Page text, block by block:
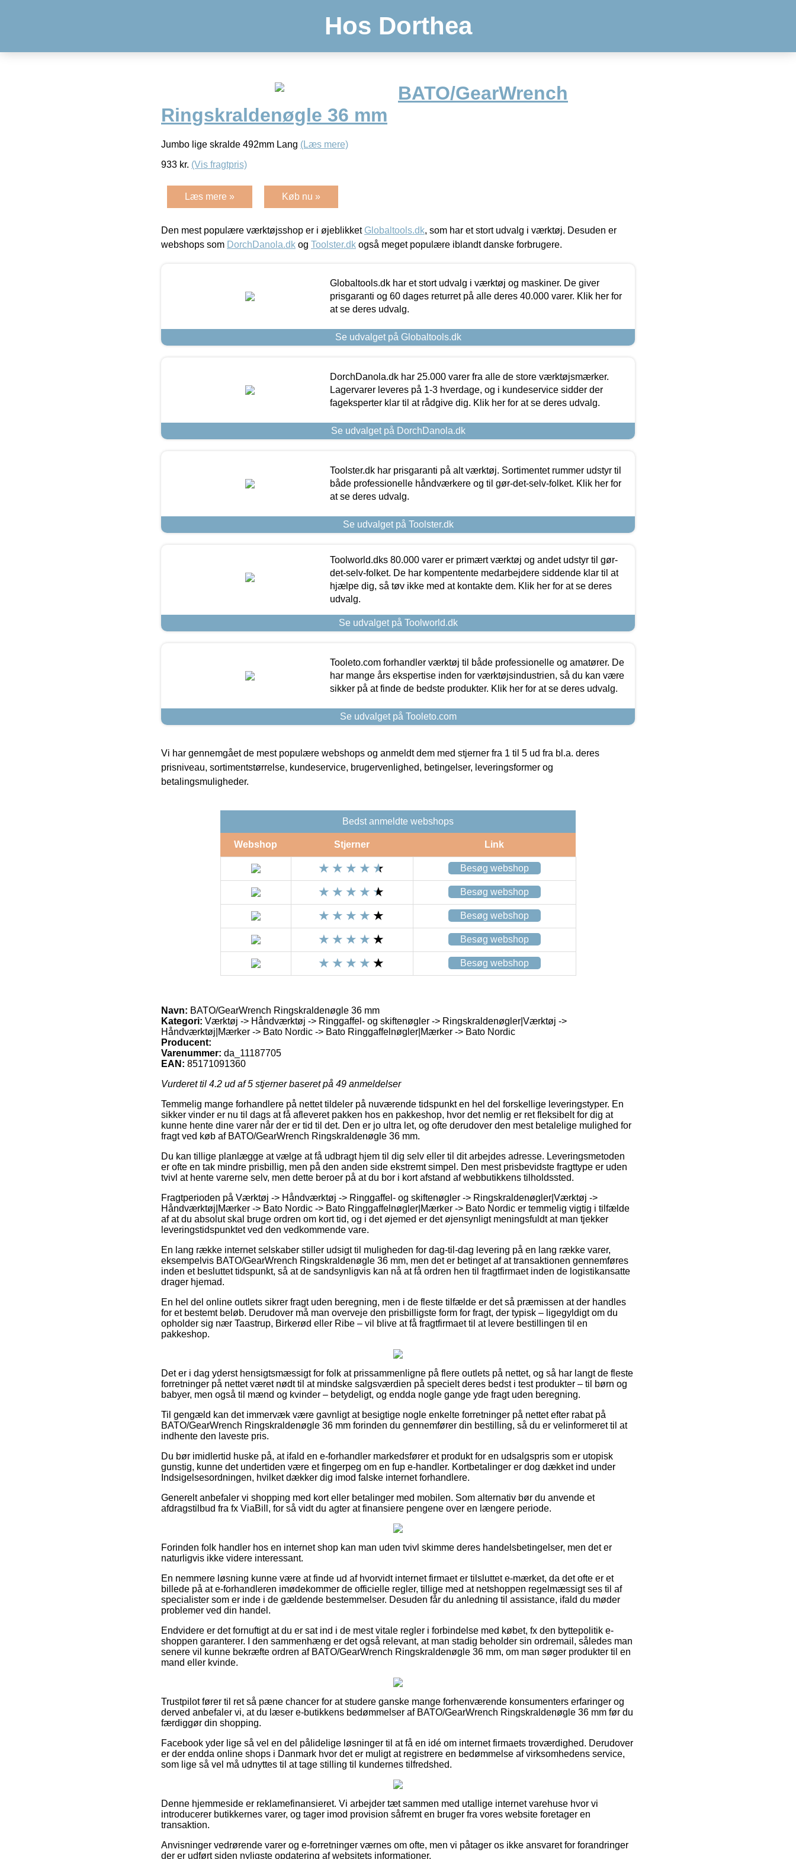
Hos Dorthea
BATO/GearWrench
Ringskraldenøgle 36 mm
Jumbo lige skralde 492mm Lang (Læs mere)
933 kr. (Vis fragtpris)
Læs mere » Køb nu »
Den mest populære værktøjsshop er i øjeblikket Globaltools.dk, som har et stort udvalg i værktøj. Desuden er
webshops som DorchDanola.dk og Toolster.dk også meget populære iblandt danske forbrugere.
Globaltools.dk har et stort udvalg i værktøj og maskiner. De giver
prisgaranti og 60 dages returret på alle deres 40.000 varer. Klik her for
at se deres udvalg.
Se udvalget på Globaltools.dk
DorchDanola.dk har 25.000 varer fra alle de store værktøjsmærker.
Lagervarer leveres på 1-3 hverdage, og i kundeservice sidder der
fageksperter klar til at rådgive dig. Klik her for at se deres udvalg.
Se udvalget på DorchDanola.dk
Toolster.dk har prisgaranti på alt værktøj. Sortimentet rummer udstyr til
både professionelle håndværkere og til gør-det-selv-folket. Klik her for
at se deres udvalg.
Se udvalget på Toolster.dk
Toolworld.dks 80.000 varer er primært værktøj og andet udstyr til gør-
det-selv-folket. De har kompentente medarbejdere siddende klar til at
hjælpe dig, så tøv ikke med at kontakte dem. Klik her for at se deres
udvalg.
Se udvalget på Toolworld.dk
Tooleto.com forhandler værktøj til både professionelle og amatører. De
har mange års ekspertise inden for værktøjsindustrien, så du kan være
sikker på at finde de bedste produkter. Klik her for at se deres udvalg.
Se udvalget på Tooleto.com
Vi har gennemgået de mest populære webshops og anmeldt dem med stjerner fra 1 til 5 ud fra bl.a. deres
prisniveau, sortimentstørrelse, kundeservice, brugervenlighed, betingelser, leveringsformer og
betalingsmuligheder.
Bedst anmeldte webshops
Webshop Stjerner Link
Besøg webshop
Besøg webshop
Besøg webshop
Besøg webshop
Besøg webshop
Navn: BATO/GearWrench Ringskraldenøgle 36 mm
Kategori: Værktøj -> Håndværktøj -> Ringgaffel- og skiftenøgler -> Ringskraldenøgler|Værktøj ->
Håndværktøj|Mærker -> Bato Nordic -> Bato Ringgaffelnøgler|Mærker -> Bato Nordic
Producent:
Varenummer: da_11187705
EAN: 85171091360
Vurderet til 4.2 ud af 5 stjerner baseret på 49 anmeldelser
Temmelig mange forhandlere på nettet tildeler på nuværende tidspunkt en hel del forskellige leveringstyper. En
sikker vinder er nu til dags at få afleveret pakken hos en pakkeshop, hvor det nemlig er ret fleksibelt for dig at
kunne hente dine varer når der er tid til det. Den er jo ultra let, og ofte derudover den mest betalelige mulighed for
fragt ved køb af BATO/GearWrench Ringskraldenøgle 36 mm.
Du kan tillige planlægge at vælge at få udbragt hjem til dig selv eller til dit arbejdes adresse. Leveringsmetoden
er ofte en tak mindre prisbillig, men på den anden side ekstremt simpel. Den mest prisbevidste fragttype er uden
tvivl at hente varerne selv, men dette beroer på at du bor i kort afstand af webbutikkens tilholdssted.
Fragtperioden på Værktøj -> Håndværktøj -> Ringgaffel- og skiftenøgler -> Ringskraldenøgler|Værktøj ->
Håndværktøj|Mærker -> Bato Nordic -> Bato Ringgaffelnøgler|Mærker -> Bato Nordic er temmelig vigtig i tilfælde
af at du absolut skal bruge ordren om kort tid, og i det øjemed er det øjensynligt meningsfuldt at man tjekker
leveringstidspunktet ved den vedkommende vare.
En lang række internet selskaber stiller udsigt til muligheden for dag-til-dag levering på en lang række varer,
eksempelvis BATO/GearWrench Ringskraldenøgle 36 mm, men det er betinget af at transaktionen gennemføres
inden et besluttet tidspunkt, så at de sandsynligvis kan nå at få ordren hen til fragtfirmaet inden de logistikansatte
drager hjemad.
En hel del online outlets sikrer fragt uden beregning, men i de fleste tilfælde er det så præmissen at der handles
for et bestemt beløb. Derudover må man overveje den prisbilligste form for fragt, der typisk – ligegyldigt om du
opholder sig nær Taastrup, Birkerød eller Ribe – vil blive at få fragtfirmaet til at levere bestillingen til en
pakkeshop.
Det er i dag yderst hensigtsmæssigt for folk at prissammenligne på flere outlets på nettet, og så har langt de fleste
forretninger på nettet været nødt til at mindske salgsværdien på specielt deres bedst i test produkter – til børn og
babyer, men også til mænd og kvinder – betydeligt, og endda nogle gange yde fragt uden beregning.
Til gengæld kan det immervæk være gavnligt at besigtige nogle enkelte forretninger på nettet efter rabat på
BATO/GearWrench Ringskraldenøgle 36 mm forinden du gennemfører din bestilling, så du er velinformeret til at
indhente den laveste pris.
Du bør imidlertid huske på, at ifald en e-forhandler markedsfører et produkt for en udsalgspris som er utopisk
gunstig, kunne det undertiden være et fingerpeg om en fup e-handler. Kortbetalinger er dog dækket ind under
Indsigelsesordningen, hvilket dækker dig imod falske internet forhandlere.
Generelt anbefaler vi shopping med kort eller betalinger med mobilen. Som alternativ bør du anvende et
afdragstilbud fra fx ViaBill, for så vidt du agter at finansiere pengene over en længere periode.
Forinden folk handler hos en internet shop kan man uden tvivl skimme deres handelsbetingelser, men det er
naturligvis ikke videre interessant.
En nemmere løsning kunne være at finde ud af hvorvidt internet firmaet er tilsluttet e-mærket, da det ofte er et
billede på at e-forhandleren imødekommer de officielle regler, tillige med at netshoppen regelmæssigt ses til af
specialister som er inde i de gældende bestemmelser. Desuden får du anledning til assistance, ifald du møder
problemer ved din handel.
Endvidere er det fornuftigt at du er sat ind i de mest vitale regler i forbindelse med købet, fx den byttepolitik e-
shoppen garanterer. I den sammenhæng er det også relevant, at man stadig beholder sin ordremail, således man
senere vil kunne bekræfte ordren af BATO/GearWrench Ringskraldenøgle 36 mm, om man søger produkter til en
mand eller kvinde.
Trustpilot fører til ret så pæne chancer for at studere ganske mange forhenværende konsumenters erfaringer og
derved anbefaler vi, at du læser e-butikkens bedømmelser af BATO/GearWrench Ringskraldenøgle 36 mm før du
færdiggør din shopping.
Facebook yder lige så vel en del pålidelige løsninger til at få en idé om internet firmaets troværdighed. Derudover
er der endda online shops i Danmark hvor det er muligt at registrere en bedømmelse af virksomhedens service,
som lige så vel må udnyttes til at tage stilling til kundernes tilfredshed.
Denne hjemmeside er reklamefinansieret. Vi arbejder tæt sammen med utallige internet varehuse hvor vi
introducerer butikkernes varer, og tager imod provision såfremt en bruger fra vores website foretager en
transaktion.
Anvisninger vedrørende varer og e-forretninger værnes om ofte, men vi påtager os ikke ansvaret for forandringer
der er udført siden nyligste opdatering af websitets informationer.